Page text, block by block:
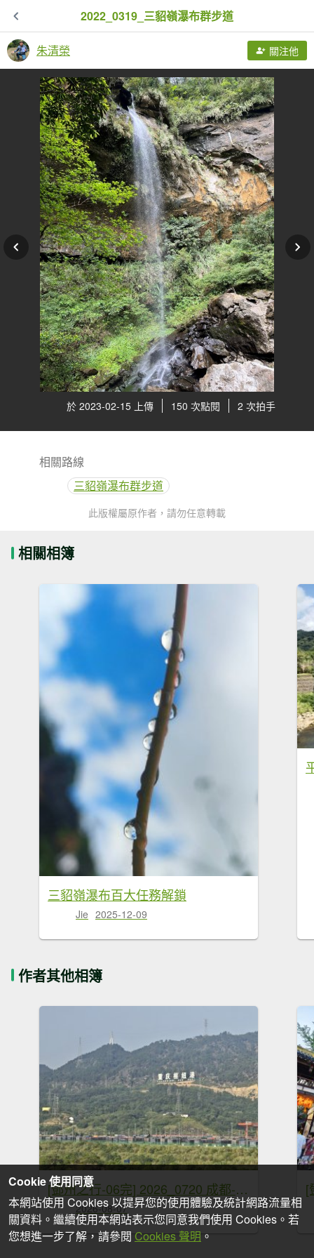
2022_0319_三貂嶺瀑布群步道
朱清榮 關注他
於 2023-02-15 上傳 150 次點閱 2 次拍手
相關路線
三貂嶺瀑布群步道
此版權屬原作者，請勿任意轉載
相關相簿
三貂嶺瀑布百大任務解鎖
Jie 2025-12-09
作者其他相簿
[鄧州之行-06完] 2026_0720 成都-深圳-桃園
2026-08-07
[
Cookie 使用同意
本網站使用 Cookies 以提昇您的使用體驗及統計網路流量相
關資料。繼續使用本網站表示您同意我們使用 Cookies。若
您想進一步了解，請參閱 Cookies 聲明 。